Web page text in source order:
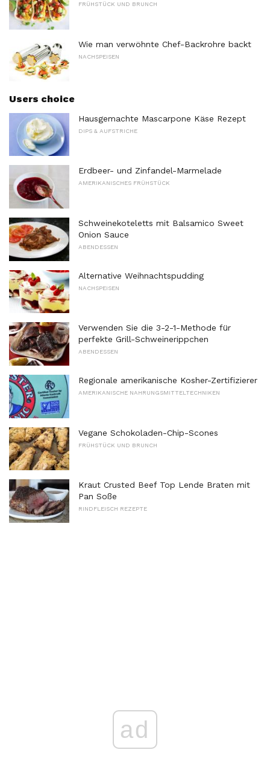
FRÜHSTÜCK UND BRUNCH
Wie man verwöhnte Chef-Backrohre backt
NACHSPEISEN
Users choice
Hausgemachte Mascarpone Käse Rezept
DIPS & AUFSTRICHE
Erdbeer- und Zinfandel-Marmelade
AMERIKANISCHES FRÜHSTÜCK
Schweinekoteletts mit Balsamico Sweet
Onion Sauce
ABENDESSEN
Alternative Weihnachtspudding
NACHSPEISEN
Verwenden Sie die 3-2-1-Methode für
perfekte Grill-Schweinerippchen
ABENDESSEN
Regionale amerikanische Kosher-Zertifizierer
AMERIKANISCHE NAHRUNGSMITTELTECHNIKEN
Vegane Schokoladen-Chip-Scones
FRÜHSTÜCK UND BRUNCH
Kraut Crusted Beef Top Lende Braten mit
Pan Soße
RINDFLEISCH REZEPTE
ad